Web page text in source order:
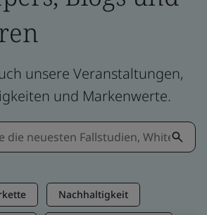
unsere Veranstaltungen,
und Markenwerte.
Nachhaltigkeit